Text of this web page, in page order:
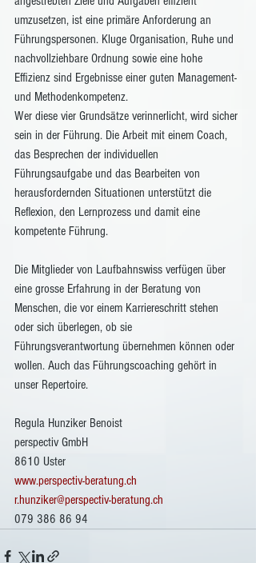
umzusetzen, ist eine primäre Anforderung an
Führungspersonen. Kluge Organisation, Ruhe und
nachvollziehbare Ordnung sowie eine hohe
Effizienz sind Ergebnisse einer guten Management-
und Methodenkompetenz.
Wer diese vier Grundsätze verinnerlicht, wird sicher
sein in der Führung. Die Arbeit mit einem Coach,
das Besprechen der individuellen
Führungsaufgabe und das Bearbeiten von
herausfordernden Situationen unterstützt die
Reflexion, den Lernprozess und damit eine
kompetente Führung.
Die Mitglieder von Laufbahnswiss verfügen über
eine grosse Erfahrung in der Beratung von
Menschen, die vor einem Karriereschritt stehen
oder sich überlegen, ob sie
Führungsverantwortung übernehmen können oder
wollen. Auch das Führungscoaching gehört in
unser Repertoire.
Regula Hunziker Benoist
perspectiv GmbH
8610 Uster
www.perspectiv-beratung.ch
r.hunziker@perspectiv-beratung.ch
079 386 86 94